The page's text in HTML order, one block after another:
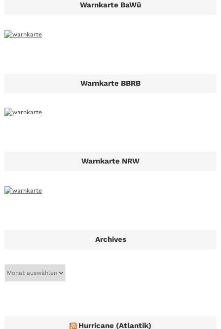
Warnkarte BaWü
Warnkarte BBRB
Warnkarte NRW
Archives
Hurricane (Atlantik)